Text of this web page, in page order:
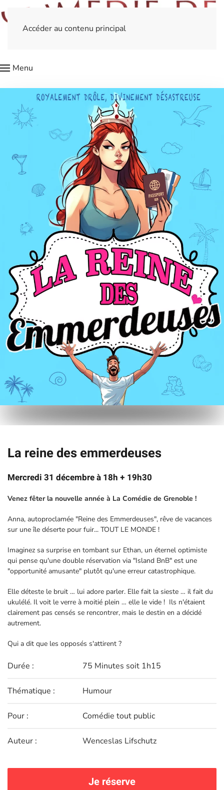
Accéder au contenu principal
Menu
La reine des emmerdeuses
Mercredi 31 décembre à 18h + 19h30
Venez fêter la nouvelle année à La Comédie de Grenoble !
Anna, autoproclamée "Reine des Emmerdeuses", rêve de vacances
sur une île déserte pour fuir... TOUT LE MONDE !
Imaginez sa surprise en tombant sur Ethan, un éternel optimiste
qui pense qu'une double réservation via "Island BnB" est une
"opportunité amusante" plutôt qu'une erreur catastrophique.
Elle déteste le bruit … lui adore parler. Elle fait la sieste … il fait du
ukulélé. Il voit le verre à moitié plein … elle le vide ! Ils n'étaient
clairement pas censés se rencontrer, mais le destin en a décidé
autrement.
Qui a dit que les opposés s'attirent ?
Durée : 75 Minutes soit 1h15
Thématique : Humour
Pour : Comédie tout public
Auteur : Wenceslas Lifschutz
Je réserve